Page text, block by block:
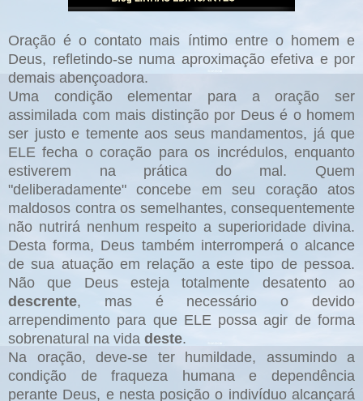
Oração é o contato mais íntimo entre o homem e
Deus, refletindo-se numa aproximação efetiva e por
demais abençoadora.
Uma condição elementar para a oração ser
assimilada com mais distinção por Deus é o homem
ser justo e temente aos seus mandamentos, já que
ELE fecha o coração para os incrédulos, enquanto
estiverem na prática do mal. Quem
"deliberadamente" concebe em seu coração atos
maldosos contra os semelhantes, consequentemente
não nutrirá nenhum respeito a superioridade divina.
Desta forma, Deus também interromperá o alcance
de sua atuação em relação a este tipo de pessoa.
Não que Deus esteja totalmente desatento ao
descrente, mas é necessário o devido
arrependimento para que ELE possa agir de forma
sobrenatural na vida deste.
Na oração, deve-se ter humildade, assumindo a
condição de fraqueza humana e dependência
perante Deus, e nesta posição o indivíduo alcançará